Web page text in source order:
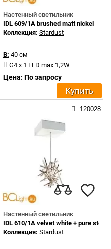
Настенный светильник
IDL 609/1A brushed matt nickel
Коллекция: Stardust
В: 40 см
G4 x 1 LED max 1,2W
Цена: По запросу
Купить
120028
Настенный светильник
IDL 610/1A velvet white + pure steel
Коллекция: Stardust